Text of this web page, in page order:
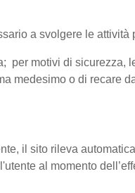
a svolgere le attività
per motivi di sicurezza,
medesimo o di recare
il sito rileva
al momento